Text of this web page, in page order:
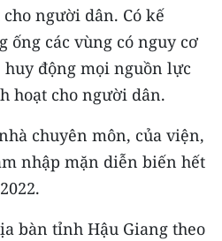
nghệ
người dân. Có kế
ống các vùng có nguy cơ
động mọi nguồn lực
hoạt cho người dân.
chuyên môn, của viện,
nhập mặn diễn biến hết
bàn tỉnh Hậu Giang theo